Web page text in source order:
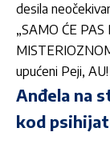
desila
„SAMO ĆE
upućeni Peji, AU!
Anđela na
kod